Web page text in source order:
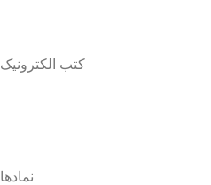
کتب الکترونیک
نمادها